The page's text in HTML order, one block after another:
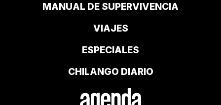
MANUAL DE SUPERVIVENCIA
VIAJES
ESPECIALES
CHILANGO DIARIO